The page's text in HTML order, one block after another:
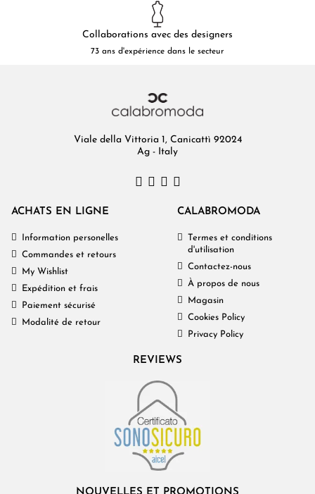
Collaborations avec des designers
73 ans d'expérience dans le secteur
Viale della Vittoria 1, Canicattì 92024
Ag - Italy
ACHATS EN LIGNE
Information personelles
Commandes et retours
My Wishlist
Expédition et frais
Paiement sécurisé
Modalité de retour
CALABROMODA
Termes et conditions
d'utilisation
Contactez-nous
À propos de nous
Magasin
Cookies Policy
Privacy Policy
REVIEWS